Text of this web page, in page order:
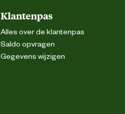
Klantenpas
Alles over de klantenpas
Saldo opvragen
Gegevens wijzigen